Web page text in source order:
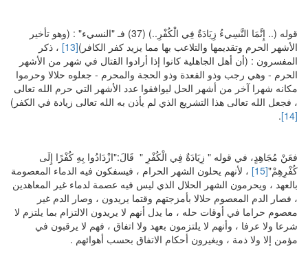
قوله (.. إِنَّمَا النَّسِيءُ زِيَادَةٌ فِي الْكُفْرِ..) (37) فـ "النسيء" : (وهو تأخير
الأشهر الحرم وتقديمها والتلاعب بها مما يزيد كفر الكافر)[13]
، ذكر
المفسرون : (أن أهل الجاهلية كانوا إذا أرادوا القتال في شهر من الأشهر
الحرم - وهي رجب وذو القعدة وذو الحجة والمحرم - جعلوه حلالا وحرموا
مكانه شهرا آخر من أشهر الحل ليوافقوا عدد الأشهر التي حرم الله تعالى
، فجعل الله تعالى هذا التشريع الذي لم يأذن به الله تعالى زيادة في الكفر)
[14]
.
فعَنْ مُجَاهِدٍ، في قوله " زِيَادَةٌ فِي الْكُفْرِ " قَالَ:"ازْدَادُوا بِهِ كُفْرًا إِلَى
كُفْرِهِمْ"[15]
، لأنهم يحلون الشهر الحرام ، فيسفكون فيه الدماء المعصومة
بالعهد ، ويحرمون الشهر الحلال الذي ليس فيه عصمة لدماء غير المعاهدين
، فصار الدم المعصوم حلالا بأمزجتهم وقتما يريدون ، وصار الدم غير
معصوم حراما في أوقات حله ، ما يدل أنهم لا يريدون الالتزام بما يلتزم لا
شرعا ولا عرفا ، وأنهم لا يلتزمون بعهد ولا اتفاق ، فهم لا يرقبون في
مؤمن إلا ولا ذمة ، ويغيرون أحكام الاتفاق بحسب أهوائهم .